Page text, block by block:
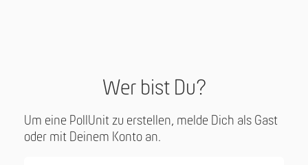
Wer bist Du?
Um eine PollUnit zu erstellen, melde Dich als Gast
oder mit Deinem Konto an.